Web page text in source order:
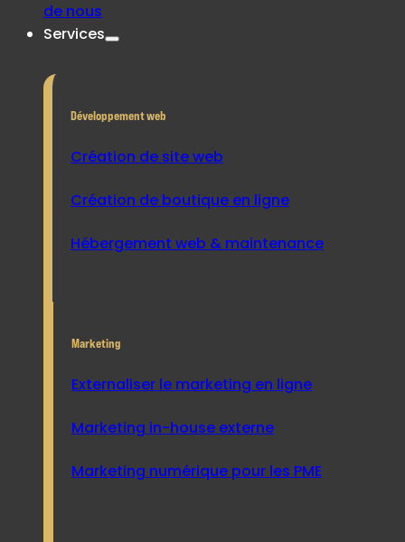
de nous
Services
Développement web
Création de site web
Création de boutique en ligne
Hébergement web & maintenance
Marketing
Externaliser le marketing en ligne
Marketing in-house externe
Marketing numérique pour les PME